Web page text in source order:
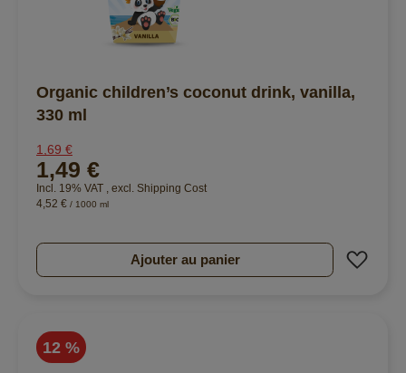
Organic children’s coconut drink, vanilla,
330 ml
1,69 €
1,49 €
Incl. 19% VAT excl. Shipping Cost
4,52 € / 1000 ml
Ajouter au panier
12 %